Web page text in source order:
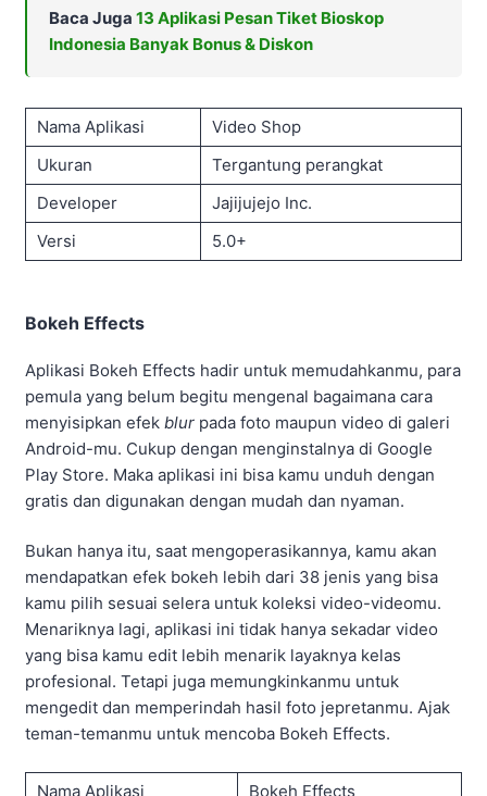
Baca Juga 13 Aplikasi Pesan Tiket Bioskop
Indonesia Banyak Bonus & Diskon
Nama Aplikasi
Video Shop
Ukuran
Tergantung perangkat
Developer
Jajijujejo Inc.
Versi
5.0+
Bokeh Effects
Aplikasi Bokeh Effects hadir untuk memudahkanmu, para
pemula yang belum begitu mengenal bagaimana cara
menyisipkan efek blur pada foto maupun video di galeri
Android-mu. Cukup dengan menginstalnya di Google
Play Store. Maka aplikasi ini bisa kamu unduh dengan
gratis dan digunakan dengan mudah dan nyaman.
Bukan hanya itu, saat mengoperasikannya, kamu akan
mendapatkan efek bokeh lebih dari 38 jenis yang bisa
kamu pilih sesuai selera untuk koleksi video-videomu.
Menariknya lagi, aplikasi ini tidak hanya sekadar video
yang bisa kamu edit lebih menarik layaknya kelas
profesional. Tetapi juga memungkinkanmu untuk
mengedit dan memperindah hasil foto jepretanmu. Ajak
teman-temanmu untuk mencoba Bokeh Effects.
Nama Aplikasi Bokeh Effects